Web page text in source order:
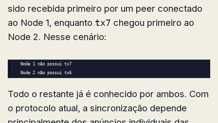
sido recebida primeiro por um peer conectado
ao Node 1, enquanto tx7 chegou primeiro ao
Node 2. Nesse cenário:
Node 1
não possui tx7
Node 2 não possui tx6
Todo o restante já é conhecido por ambos. Com
o protocolo atual, a sincronização depende